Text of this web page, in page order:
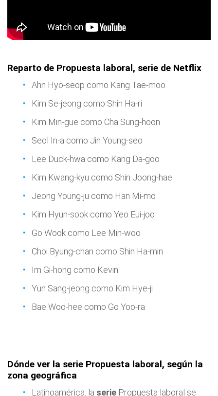
Reparto de Propuesta laboral, serie de Netflix
Ahn Hyo-seop como Kang Tae-moo
Kim Se-jeong como Shin Ha-ri
Kim Min-gue como Cha Sung-hoon
Seol In-a como Jin Young-seo
Lee Duck-hwa como Kang Da-goo
Kim Kwang-kyu como Shin Joong-hae
Jeong Young-ju como Han Mi-mo
Kim Hyun-sook como Yeo Eui-joo
Go Wook como Lee Min-woo
Choi Byung-chan como Shin Ha-min
Im Gi-hong como Kevin
Yun Sang-jeong como Kim Hye-ji
Bae Woo-hee como Go Yoo-ra
Dónde ver la serie Propuesta laboral, según la
zona geográfica
Latinoamérica: la serie Propuesta laboral se